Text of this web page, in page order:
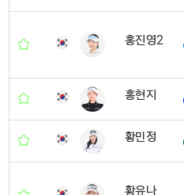
홍진영2
홍현지
황민정
황유나